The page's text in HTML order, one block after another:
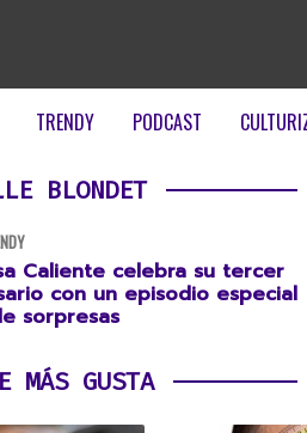
TRENDY PODCAST
BLONDET
Caliente celebra su tercer
con un episodio especial
sorpresas
MÁS GUSTA